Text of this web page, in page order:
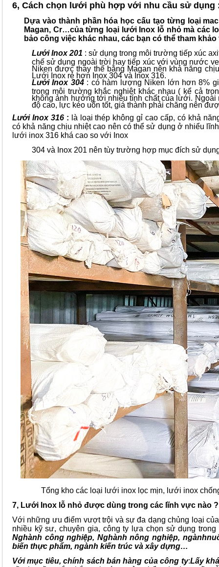
6, Cách chọn lưới phù hợp với nhu cầu sử dụng
Dựa vào thành phần hóa học cấu tạo từng loại
Magan, Cr…của từng loại lưới Inox lỗ nhỏ mà các
bảo công việc khác nhau, các bạn có thể tham
Lưới Inox 201 : sử dụng trong môi trường tiếp xúc
chế sử dụng ngoài trời hay tiếp xúc với vùng nước
Niken được thay thế bằng Magan nên khả năng
Lưới Inox rẻ hơn Inox 304 và Inox 316.
Lưới Inox 304: có hàm lượng Niken lớn hơn 8%
trong môi trường khắc nghiệt khác nhau ( kể cả
không ảnh hưởng tới nhiều tính chất của lưới.
độ cao, lực kéo uốn tốt, giá thành phải chăng nên
Lưới Inox 316: là loại thép không gỉ cao cấp, có khả
có khả năng chịu nhiệt cao nên có thể sử dụng ở nhiểu
lưới inox 316 khá cao so với Inox
304 và Inox 201 nên tùy trường hợp mục đích sử
Tổng kho các loại lưới inox lọc mịn, lưới inox
7, Lưới Inox lỗ nhỏ được dùng trong các lĩnh vực nào ?
Với những ưu điểm vượt trội và sự đa dạng chủng loại
nhiều kỹ sư, chuyên gia, công ty lựa chọn sử dụng
Nghành công nghiệp, Nghành nông nghiệp,
biến thực phẩm, ngành kiến trúc và xây dựng…
Với mục tiêu, chính sách bán hàng của công ty:Lấy